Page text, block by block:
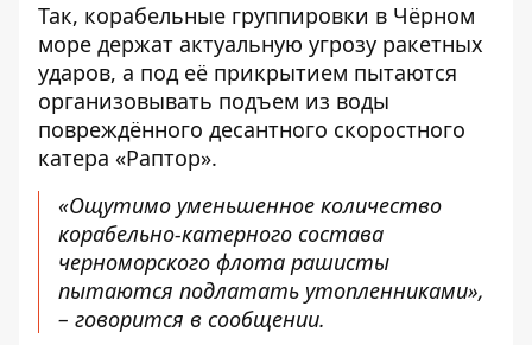
Так, корабельные группировки в Чёрном
море держат актуальную угрозу ракетных
ударов, а под её прикрытием пытаются
организовывать подъем из воды
повреждённого десантного скоростного
катера «Раптор».
«Ощутимо уменьшенное количество
корабельно-катерного состава
черноморского флота рашисты
пытаются подлатать утопленниками»,
– говорится в сообщении.